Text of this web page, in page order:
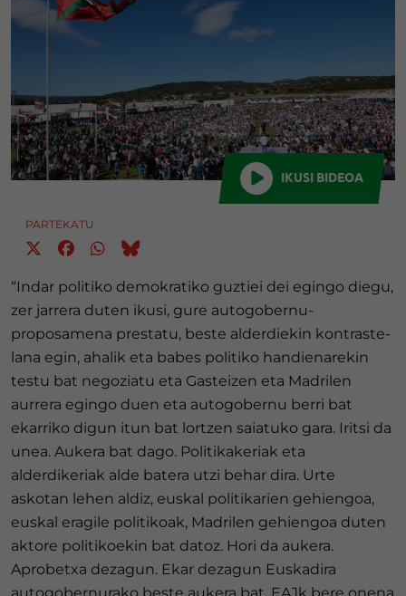
IKUSI BIDEOA
PARTEKATU
“Indar politiko demokratiko guztiei dei egingo diegu,
zer jarrera duten ikusi, gure autogobernu-
proposamena prestatu, beste alderdiekin kontraste-
lana egin, ahalik eta babes politiko handienarekin
testu bat negoziatu eta Gasteizen eta Madrilen
aurrera egingo duen eta autogobernu berri bat
ekarriko digun itun bat lortzen saiatuko gara. Iritsi da
unea. Aukera bat dago. Politikakeriak eta
alderdikeriak alde batera utzi behar dira. Urte
askotan lehen aldiz, euskal politikarien gehiengoa,
euskal eragile politikoak, Madrilen gehiengoa duten
aktore politikoekin bat datoz. Hori da aukera.
Aprobetxa dezagun. Ekar dezagun Euskadira
autogobernurako beste aukera bat. EAJk bere onena